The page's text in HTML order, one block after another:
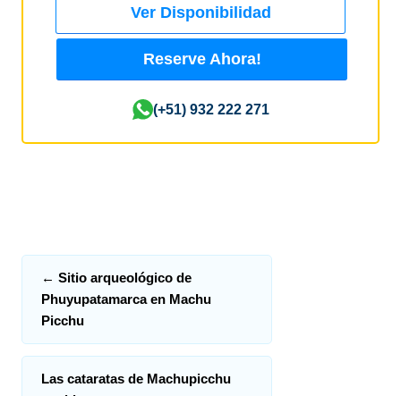
Ver Disponibilidad
Reserve Ahora!
(+51) 932 222 271
← Sitio arqueológico de
Phuyupatamarca en Machu
Picchu
Las cataratas de Machupicchu